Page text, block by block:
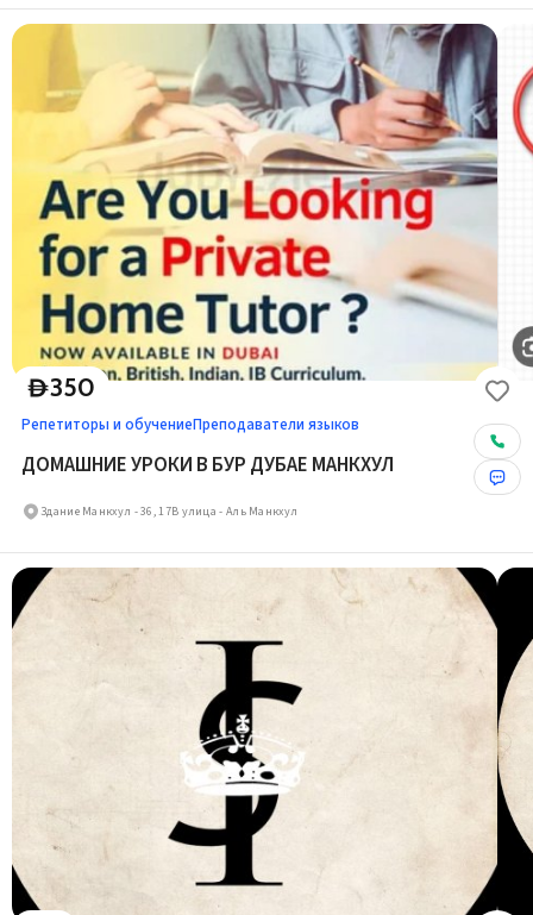
D350
Репетиторы и обучениеПреподаватели языков
ДОМАШНИЕ УРОКИ В БУР ДУБАЕ МАНКХУЛ
Здание Манкхул - 36, 17B улица - Аль Манкхул